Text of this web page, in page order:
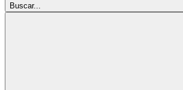
Buscar...